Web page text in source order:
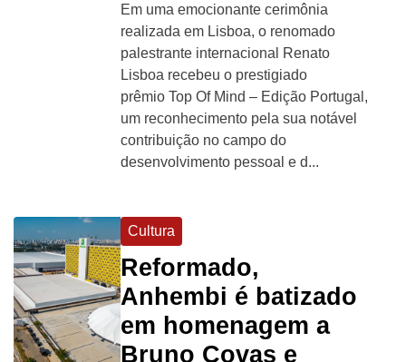
Em uma emocionante cerimônia
realizada em Lisboa, o renomado
palestrante internacional Renato
Lisboa recebeu o prestigiado
prêmio Top Of Mind – Edição Portugal,
um reconhecimento pela sua notável
contribuição no campo do
desenvolvimento pessoal e d...
Cultura
Reformado,
Anhembi é batizado
em homenagem a
Bruno Covas e